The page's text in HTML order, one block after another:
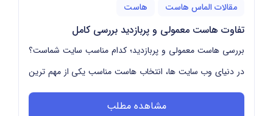
مقالات الماس هاست هاست
تفاوت هاست معمولی و پربازدید بررسی کامل
بررسی هاست معمولی و پربازدید؛ کدام مناسب سایت شماست؟
در دنیای وب سایت ها، انتخاب هاست مناسب یکی از مهم ترین
تصمیماتی است که بر عملکرد و تجربه کاربری ...
مشاهده مطلب